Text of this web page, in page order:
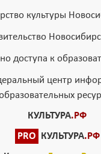
культуры
доступа к
центр
КУЛЬТУРА.РФ
PRO
КУЛЬТУРА.РФ